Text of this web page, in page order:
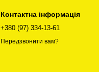
Контактна інформація
+380 (97) 334-13-61
Передзвонити вам?